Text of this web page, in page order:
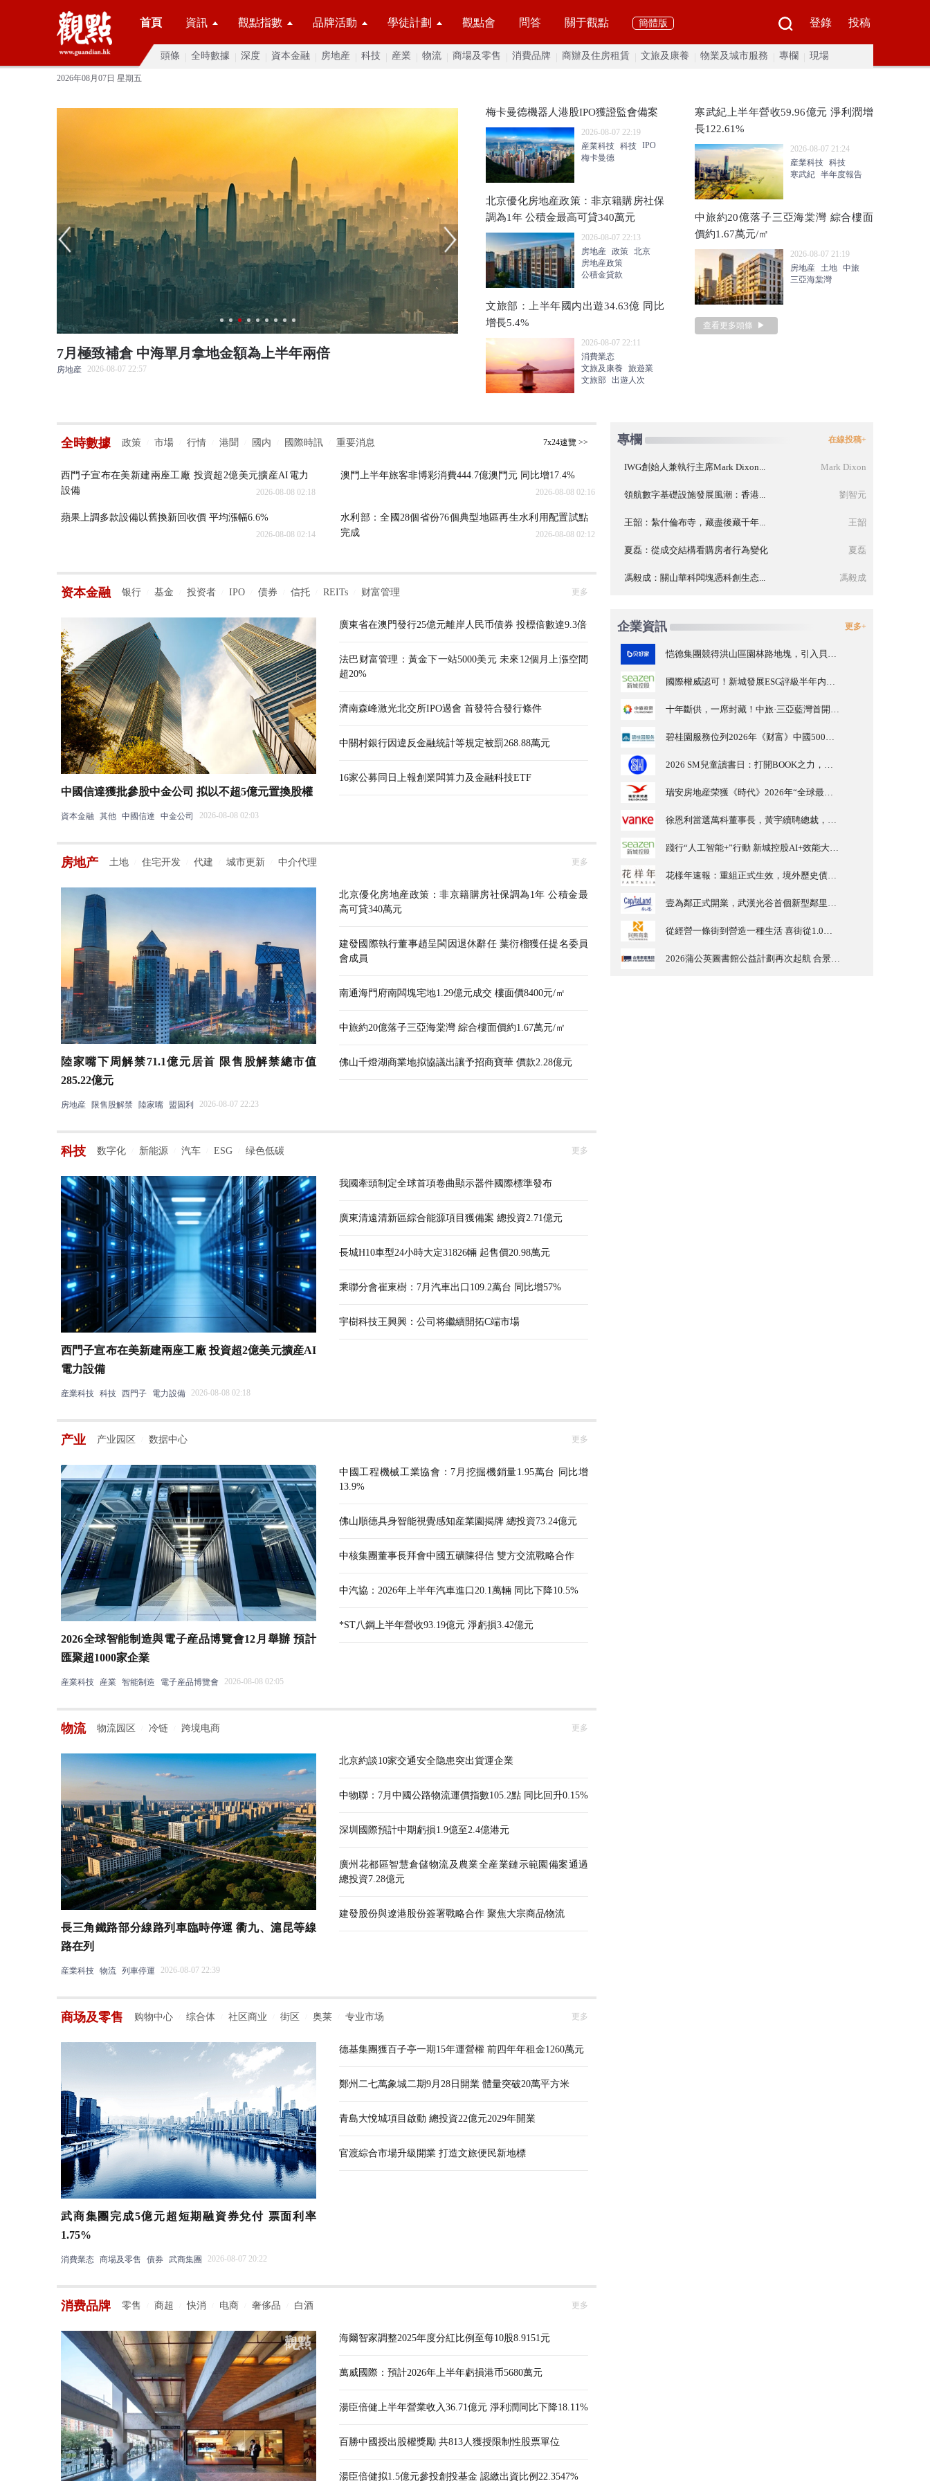
首頁 資訊 觀點指數 品牌活動 學徒計劃 觀點會 問答 關于觀點 簡體版 登錄 投稿
頭條 全時數據 深度 資本金融 房地産 科技 産業 物流 商場及零售 消費品牌 商辦及住房租賃 文旅及康養 物業及城市服務 專欄 現場
2026年08月07日 星期五
7月極致補倉 中海單月拿地金額為上半年兩倍
房地産 2026-08-07 22:57
中報觀察 | 寒武紀最強中報“出爐” 三年千億營收目標挑戰幾何？
2026-08-08 00:57
梅卡曼德機器人港股IPO獲證監會備案
2026-08-07 22:19
産業科技 科技 IPO
梅卡曼德
北京優化房地産政策：非京籍購房社保
調為1年 公積金最高可貸340萬元
2026-08-07 22:13
房地産 政策 北京
房地産政策
公積金貸款
文旅部：上半年國内出遊34.63億 同比
增長5.4%
2026-08-07 22:11
消費業态
文旅及康養 旅遊業
文旅部 出遊人次
寒武紀上半年營收59.96億元 淨利潤增
長122.61%
2026-08-07 21:24
産業科技 科技
寒武紀 半年度報告
中旅約20億落子三亞海棠灣 綜合樓面
價約1.67萬元/㎡
2026-08-07 21:19
房地産 土地 中旅
三亞海棠灣
查看更多頭條 ▶
全時數據 政策 市場 行情 港聞 國内 國際時訊 重要消息 7x24速覽 >>
西門子宣布在美新建兩座工廠 投資超2億美元擴産AI電力
設備
2026-08-08 02:18
澳門上半年旅客非博彩消費444.7億澳門元 同比增17.4%
2026-08-08 02:16
蘋果上調多款設備以舊換新回收價 平均漲幅6.6%
2026-08-08 02:14
水利部：全國28個省份76個典型地區再生水利用配置試點
完成
2026-08-08 02:12
资本金融 银行 基金 投资者 IPO 债券 信托 REITs 财富管理 更多
中國信達獲批參股中金公司 拟以不超5億元置換股權
資本金融 其他 中國信達 中金公司 2026-08-08 02:03
廣東省在澳門發行25億元離岸人民币債券 投標倍數達9.3倍
法巴财富管理：黃金下一站5000美元 未來12個月上漲空間
超20%
濟南森峰激光北交所IPO過會 首發符合發行條件
中關村銀行因違反金融統計等規定被罰268.88萬元
16家公募同日上報創業闆算力及金融科技ETF
房地产 土地 住宅开发 代建 城市更新 中介代理 更多
陸家嘴下周解禁71.1億元居首 限售股解禁總市值
285.22億元
房地産 限售股解禁 陸家嘴 盟固利 2026-08-07 22:23
北京優化房地産政策：非京籍購房社保調為1年 公積金最
高可貸340萬元
建發國際執行董事趙呈閩因退休辭任 葉衍榴獲任提名委員
會成員
南通海門府南闆塊宅地1.29億元成交 樓面價8400元/㎡
中旅約20億落子三亞海棠灣 綜合樓面價約1.67萬元/㎡
佛山千燈湖商業地拟協議出讓予招商寶華 價款2.28億元
科技 数字化 新能源 汽车 ESG 绿色低碳 更多
西門子宣布在美新建兩座工廠 投資超2億美元擴産AI
電力設備
産業科技 科技 西門子 電力設備 2026-08-08 02:18
我國牽頭制定全球首項卷曲顯示器件國際標準發布
廣東清遠清新區綜合能源項目獲備案 總投資2.71億元
長城H10車型24小時大定31826輛 起售價20.98萬元
乘聯分會崔東樹：7月汽車出口109.2萬台 同比增57%
宇樹科技王興興：公司将繼續開拓C端市場
产业 产业园区 数据中心 更多
2026全球智能制造與電子産品博覽會12月舉辦 預計
匯聚超1000家企業
産業科技 産業 智能制造 電子産品博覽會 2026-08-08 02:05
中國工程機械工業協會：7月挖掘機銷量1.95萬台 同比增
13.9%
佛山順德具身智能視覺感知産業園揭牌 總投資73.24億元
中核集團董事長拜會中國五礦陳得信 雙方交流戰略合作
中汽協：2026年上半年汽車進口20.1萬輛 同比下降10.5%
*ST八鋼上半年營收93.19億元 淨虧損3.42億元
物流 物流园区 冷链 跨境电商 更多
長三角鐵路部分線路列車臨時停運 衢九、滬昆等線
路在列
産業科技 物流 列車停運 2026-08-07 22:39
北京約談10家交通安全隐患突出貨運企業
中物聯：7月中國公路物流運價指數105.2點 同比回升0.15%
深圳國際預計中期虧損1.9億至2.4億港元
廣州花都區智慧倉儲物流及農業全産業鏈示範園備案通過
總投資7.28億元
建發股份與遼港股份簽署戰略合作 聚焦大宗商品物流
商场及零售 购物中心 综合体 社区商业 街区 奥莱 专业市场 更多
武商集團完成5億元超短期融資券兌付 票面利率
1.75%
消費業态 商場及零售 債券 武商集團 2026-08-07 20:22
德基集團獲百子亭一期15年運營權 前四年年租金1260萬元
鄭州二七萬象城二期9月28日開業 體量突破20萬平方米
青島大悅城項目啟動 總投資22億元2029年開業
官渡綜合市場升級開業 打造文旅便民新地標
消费品牌 零售 商超 快消 电商 奢侈品 白酒 更多
海爾智家調整2025年度分紅比例至每10股8.9151元
萬威國際：預計2026年上半年虧損港币5680萬元
湯臣倍健上半年營業收入36.71億元 淨利潤同比下降18.11%
百勝中國授出股權獎勵 共813人獲授限制性股票單位
湯臣倍健拟1.5億元參投創投基金 認繳出資比例22.3547%
專欄 在線投稿+
IWG創始人兼執行主席Mark Dixon... Mark Dixon
領航數字基礎設施發展風潮：香港... 劉智元
王韶：紮什倫布寺，藏盡後藏千年... 王韶
夏磊：從成交結構看購房者行為變化 夏磊
馮毅成：關山華科闆塊憑科創生态... 馮毅成
企業資訊 更多+